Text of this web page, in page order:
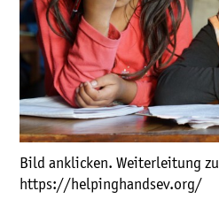
Bild anklicken. Weiterleitung zu
https://helpinghandsev.org/